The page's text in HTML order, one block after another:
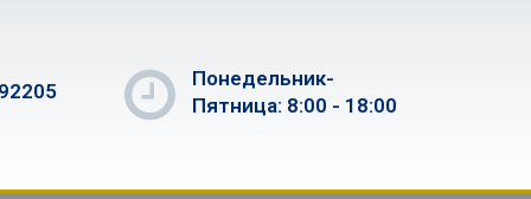
Понедельник-
Пятница: 8:00 - 18:00